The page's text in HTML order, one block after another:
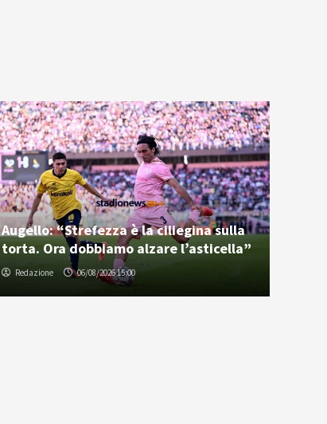
Augello: “Strefezza è la ciliegina sulla
torta. Ora dobbiamo alzare l’asticella”
Redazione 06/08/2026 15:00